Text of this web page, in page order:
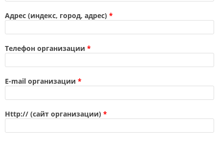
Адрес (индекс, город, адрес) *
Телефон организации *
E-mail организации *
Http:// (сайт организации) *